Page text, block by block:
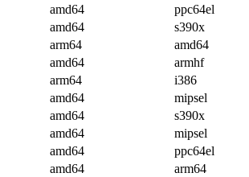
amd64
ppc64el
amd64
s390x
arm64
amd64
amd64
armhf
arm64
i386
amd64
mipsel
amd64
s390x
amd64
mipsel
amd64
ppc64el
amd64
arm64